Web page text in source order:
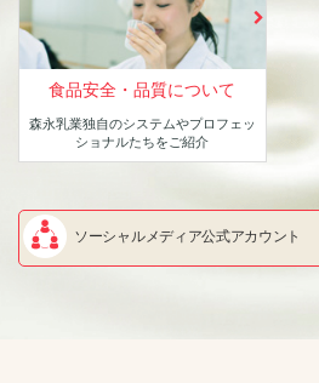
食品安全・品質について
森永乳業独自のシステムやプロフェッ
ショナルたちをご紹介
ソーシャルメディア公式アカウント